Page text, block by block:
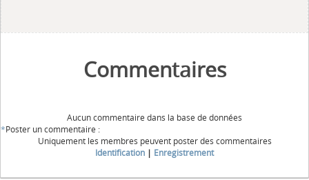
Commentaires
Aucun commentaire dans la base de données
*Poster un commentaire :
Uniquement les membres peuvent poster des commentaires
Identification | Enregistrement